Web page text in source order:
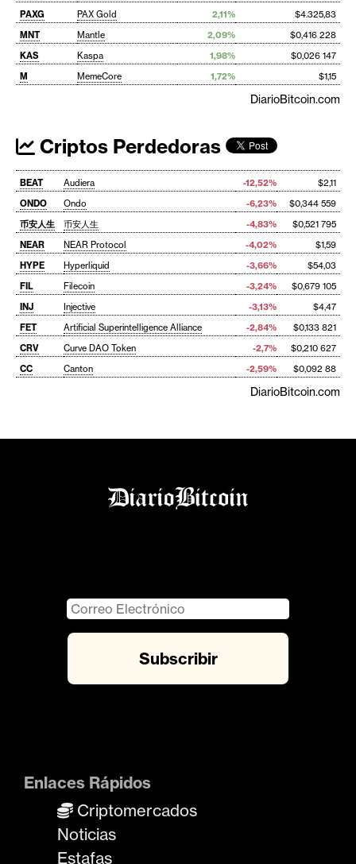
PAXG
PAX Gold 2,11%
$4.325,83
MNT
Mantle 2,09%
$0,416 228
KAS
Kaspa 1,98%
$0,026 147
M
MemeCore 1,72% $1,15
DiarioBitcoin.com
Criptos Perdedoras
BEAT Audiera -12,52%
$2,11
ONDO
Ondo -6,23%
$0,344 559
币安人生
币安人生 -4,83%
$0,521 795
NEAR
NEAR Protocol -4,02%
$1,59
HYPE
Hyperliquid -3,66%
$54,03
FIL
Filecoin -3,24%
$0,679 105
INJ
Injective -3,13%
$4,47
FET
Artificial Superintelligence Alliance -2,84%
$0,133 821
CRV
Curve DAO Token -2,7%
$0,210 627
CC
Canton -2,59% $0,092 88
DiarioBitcoin.com
Enlaces Rápidos
Criptomercados
Noticias
Estafas